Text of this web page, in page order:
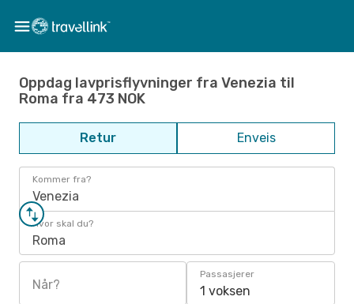
Oppdag lavprisflyvninger fra Venezia til
Roma fra 473 NOK
Retur Enveis
Kommer fra?
Venezia
Hvor skal du?
Roma
Når?
Passasjerer
1 voksen